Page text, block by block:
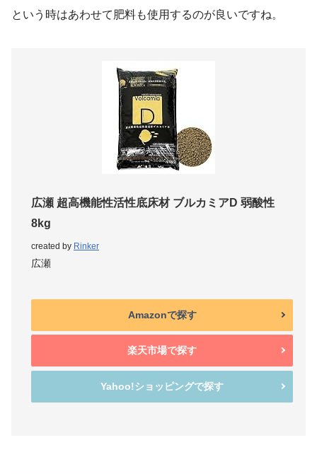
という時はあわせて肥料も使用するのが良いですね。
広瀬 超高機能性活性底床材 ブルカミアD 弱酸性
8kg
created by Rinker
広瀬
Amazonで探す
楽天市場で探す
Yahoo!ショッピングで探す